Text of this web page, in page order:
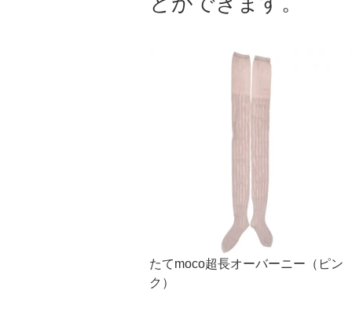
たてmoco超長オーバーニー（ピン
ク）